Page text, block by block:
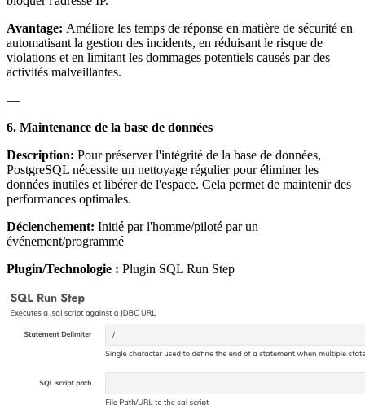
Avantage: Améliore les temps de réponse en matière de sécurité en
automatisant la gestion des incidents, en réduisant le risque de
violations et en limitant les dommages potentiels causés par des
activités malveillantes.
—
6. Maintenance de la base de données
Description: Pour préserver l'intégrité de la base de données,
PostgreSQL nécessite un nettoyage régulier pour éliminer les
données inutiles et libérer de l'espace. Cela permet de maintenir des
performances optimales.
Déclenchement: Initié par l'homme/piloté par un
événement/programmé
Plugin/Technologie : Plugin SQL Run Step